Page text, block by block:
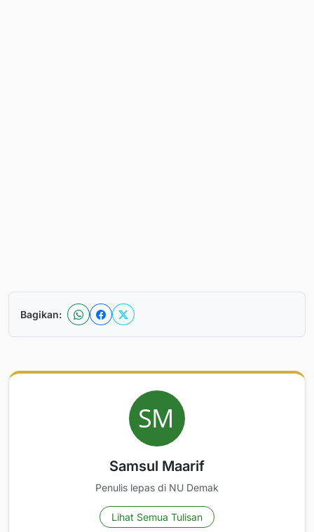
Bagikan:
Samsul Maarif
Penulis lepas di NU Demak
Lihat Semua Tulisan